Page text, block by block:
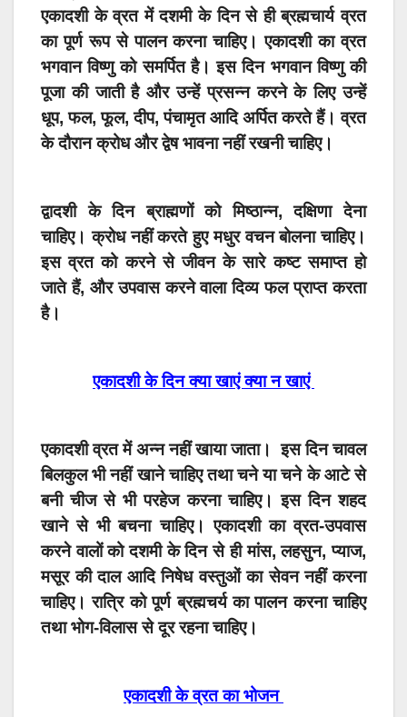
एकादशी के व्रत में दशमी के दिन से ही ब्रह्मचार्य व्रत
का पूर्ण रूप से पालन करना चाहिए। एकादशी का व्रत
भगवान विष्णु को समर्पित है। इस दिन भगवान विष्णु की
पूजा की जाती है और उन्हें प्रसन्न करने के लिए उन्हें
धूप, फल, फूल, दीप, पंचामृत आदि अर्पित करते हैं। व्रत
के दौरान क्रोध और द्वेष भावना नहीं रखनी चाहिए।
द्वादशी के दिन ब्राह्मणों को मिष्ठान्न, दक्षिणा देना
चाहिए। क्रोध नहीं करते हुए मधुर वचन बोलना चाहिए।
इस व्रत को करने से जीवन के सारे कष्ट समाप्त हो
जाते हैं, और उपवास करने वाला दिव्य फल प्राप्त करता
है।
एकादशी के दिन क्या खाएं क्या न खाएं
एकादशी व्रत में अन्न नहीं खाया जाता। इस दिन चावल
बिलकुल भी नहीं खाने चाहिए तथा चने या चने के आटे से
बनी चीज से भी परहेज करना चाहिए। इस दिन शहद
खाने से भी बचना चाहिए। एकादशी का व्रत-उपवास
करने वालों को दशमी के दिन से ही मांस, लहसुन, प्याज,
मसूर की दाल आदि निषेध वस्तुओं का सेवन नहीं करना
चाहिए। रात्रि को पूर्ण ब्रह्मचर्य का पालन करना चाहिए
तथा भोग-विलास से दूर रहना चाहिए।
एकादशी के व्रत का भोजन